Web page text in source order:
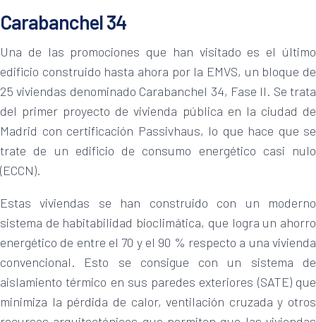
Carabanchel 34
Una de las promociones que han visitado es el último
edificio construido hasta ahora por la EMVS, un bloque de
25 viviendas denominado Carabanchel 34, Fase II. Se trata
del primer proyecto de vivienda pública en la ciudad de
Madrid con certificación Passivhaus, lo que hace que se
trate de un edificio de consumo energético casi nulo
(ECCN).
Estas viviendas se han construido con un moderno
sistema de habitabilidad bioclimática, que logra un ahorro
energético de entre el 70 y el 90 % respecto a una vivienda
convencional. Esto se consigue con un sistema de
aislamiento térmico en sus paredes exteriores (SATE) que
minimiza la pérdida de calor, ventilación cruzada y otros